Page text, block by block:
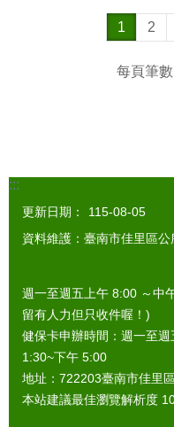
1 2
每頁筆數
:::
更新日期：
115-08-05
資料維護：臺南市佳里區公
週一至週五上午 8:00 ～中
留有人力但只收件喔！)
健保卡申辦時間：週一至
1:30~下午 5:00
地址：722203臺南市佳里
本站建議最佳瀏覽解析度